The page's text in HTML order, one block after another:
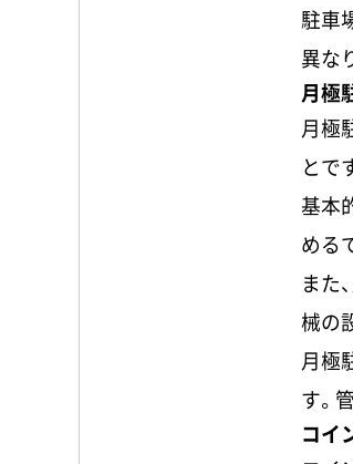
駐車
異な
月極
月極
とで
基本
める
また
械の
月極
す。
コイ